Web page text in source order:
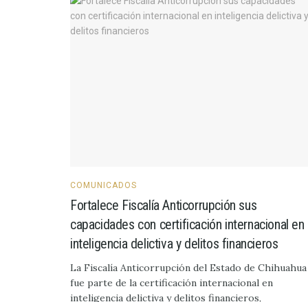
COMUNICADOS
Fortalece Fiscalía Anticorrupción sus
capacidades con certificación internacional en
inteligencia delictiva y delitos financieros
La Fiscalía Anticorrupción del Estado de Chihuahua
fue parte de la certificación internacional en
inteligencia delictiva y delitos financieros,